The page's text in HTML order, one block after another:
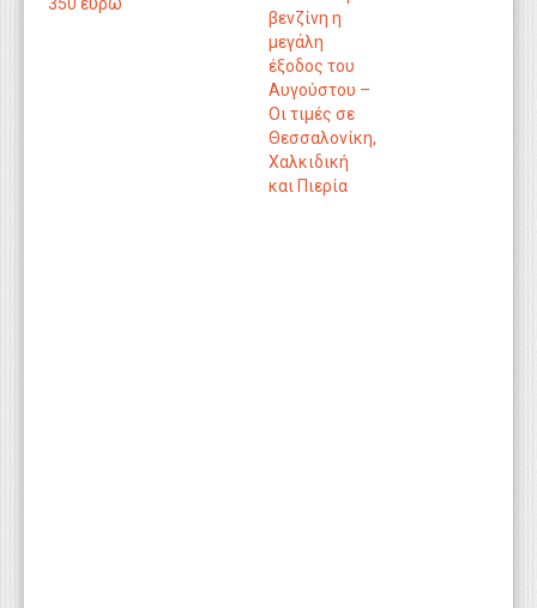
350 ευρώ
βενζίνη η
μεγάλη
έξοδος του
Αυγούστου –
Οι τιμές σε
Θεσσαλονίκη,
Χαλκιδική
και Πιερία